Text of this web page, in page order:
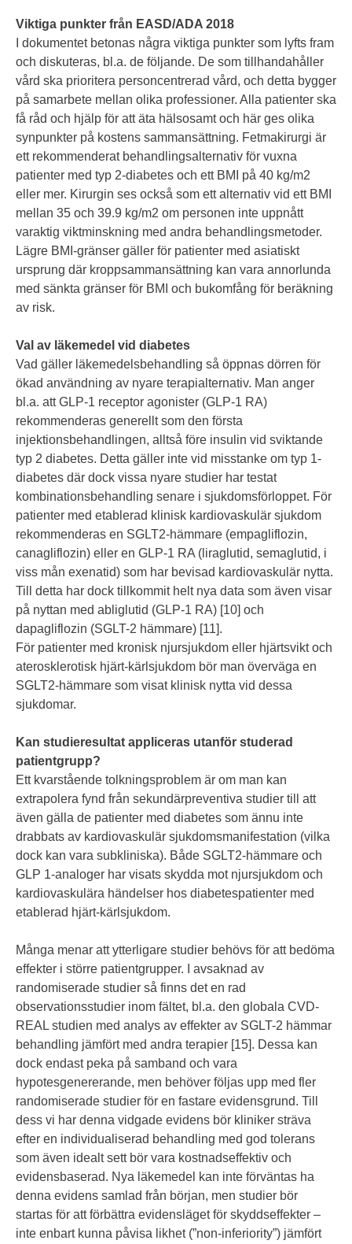
Viktiga punkter från EASD/ADA 2018
I dokumentet betonas några viktiga punkter som lyfts fram
och diskuteras, bl.a. de följande. De som tillhandahåller
vård ska prioritera personcentrerad vård, och detta bygger
på samarbete mellan olika professioner. Alla patienter ska
få råd och hjälp för att äta hälsosamt och här ges olika
synpunkter på kostens sammansättning. Fetmakirurgi är
ett rekommenderat behandlingsalternativ för vuxna
patienter med typ 2-diabetes och ett BMI på 40 kg/m2
eller mer. Kirurgin ses också som ett alternativ vid ett BMI
mellan 35 och 39.9 kg/m2 om personen inte uppnått
varaktig viktminskning med andra behandlingsmetoder.
Lägre BMI-gränser gäller för patienter med asiatiskt
ursprung där kroppsammansättning kan vara annorlunda
med sänkta gränser för BMI och bukomfång för beräkning
av risk.
Val av läkemedel vid diabetes
Vad gäller läkemedelsbehandling så öppnas dörren för
ökad användning av nyare terapialternativ. Man anger
bl.a. att GLP-1 receptor agonister (GLP-1 RA)
rekommenderas generellt som den första
injektionsbehandlingen, alltså före insulin vid sviktande
typ 2 diabetes. Detta gäller inte vid misstanke om typ 1-
diabetes där dock vissa nyare studier har testat
kombinationsbehandling senare i sjukdomsförloppet. För
patienter med etablerad klinisk kardiovaskulär sjukdom
rekommenderas en SGLT2-hämmare (empagliflozin,
canagliflozin) eller en GLP-1 RA (liraglutid, semaglutid, i
viss mån exenatid) som har bevisad kardiovaskulär nytta.
Till detta har dock tillkommit helt nya data som även visar
på nyttan med abliglutid (GLP-1 RA) [10] och
dapagliflozin (SGLT-2 hämmare) [11].
För patienter med kronisk njursjukdom eller hjärtsvikt och
aterosklerotisk hjärt-kärlsjukdom bör man överväga en
SGLT2-hämmare som visat klinisk nytta vid dessa
sjukdomar.
Kan studieresultat appliceras utanför studerad
patientgrupp?
Ett kvarstående tolkningsproblem är om man kan
extrapolera fynd från sekundärpreventiva studier till att
även gälla de patienter med diabetes som ännu inte
drabbats av kardiovaskulär sjukdomsmanifestation (vilka
dock kan vara subkliniska). Både SGLT2-hämmare och
GLP 1-analoger har visats skydda mot njursjukdom och
kardiovaskulära händelser hos diabetespatienter med
etablerad hjärt-kärlsjukdom.
Många menar att ytterligare studier behövs för att bedöma
effekter i större patientgrupper. I avsaknad av
randomiserade studier så finns det en rad
observationsstudier inom fältet, bl.a. den globala CVD-
REAL studien med analys av effekter av SGLT-2 hämmar
behandling jämfört med andra terapier [15]. Dessa kan
dock endast peka på samband och vara
hypotesgenererande, men behöver följas upp med fler
randomiserade studier för en fastare evidensgrund. Till
dess vi har denna vidgade evidens bör kliniker sträva
efter en individualiserad behandling med god tolerans
som även idealt sett bör vara kostnadseffektiv och
evidensbaserad. Nya läkemedel kan inte förväntas ha
denna evidens samlad från början, men studier bör
startas för att förbättra evidensläget för skyddseffekter –
inte enbart kunna påvisa likhet (”non-inferiority”) jämfört